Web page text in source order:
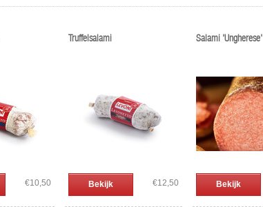
€10,50
Truffelsalami
Bekijk €12,50
Salami 'Ungherese'
Bekijk